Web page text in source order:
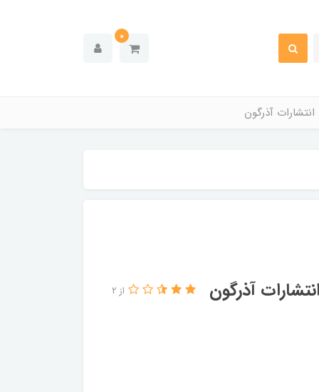
0
انتشارات آذرگون
آذرگون از 2